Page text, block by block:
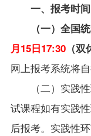
一、报考时间
（一）全国
月15日17:30（双
网上报考系统将
（二） 实践
试课程如有实践
后报考。实践性